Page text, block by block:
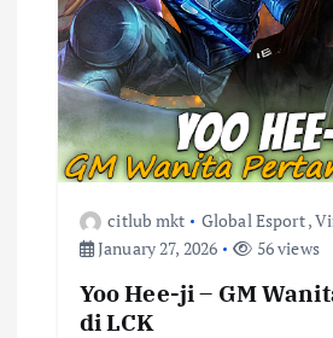
citlub mkt Global Esport,
January 27, 2026
56 views
Yoo Hee-ji – GM
di LCK